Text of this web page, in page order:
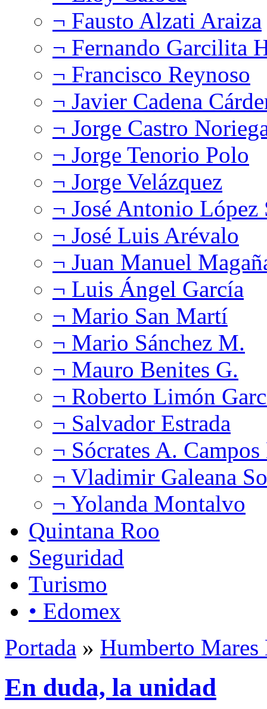
¬ Fausto Alzati Araiza
¬ Fernando Garcilita
¬ Francisco Reynoso
¬ Javier Cadena
¬ Jorge Castro
¬ Jorge Tenorio Polo
¬ Jorge Velázquez
¬ José Antonio López
¬ José Luis Arévalo
¬ Juan Manuel
¬ Luis Ángel García
¬ Mario San Martí
¬ Mario Sánchez M.
¬ Mauro Benites G.
¬ Roberto Limón
¬ Salvador Estrada
¬ Sócrates A.
¬ Vladimir Galeana
¬ Yolanda Montalvo
Quintana Roo
Seguridad
Turismo
• Edomex
Portada » Humberto Mares
En duda, la unidad